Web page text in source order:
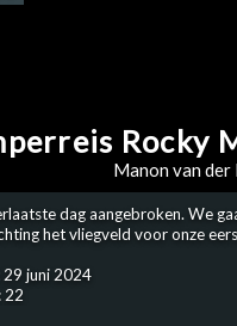
dag aangebroken. We
het vliegveld voor onze
29 juni 2024
22
Rocky
Manon van